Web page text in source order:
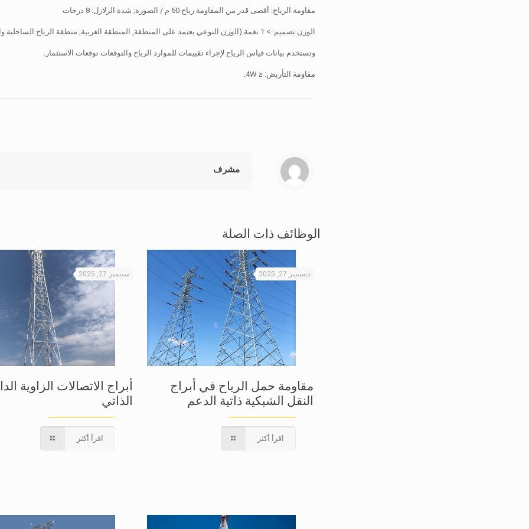
مقاومة الرياح: أقصى قدر من المقاومة رياح 60 م / الصورة; شدة الزلازل: 8 درجات
الوزن تصميم: > 1 نغمة (الوزن النوعي يعتمد على المنطقة, المنطقة الغربية, منطقة الرياح الساحلية والمنطقة الوسطى هي مختلفة قليلا.
وتستخدم بيانات قياس الرياح لإجراء تقييمات للموارد الرياح والتوقعات توقعات الاستثمار.
مقاومة التأريض: ≤ 4W.
مشرف
الوظائف ذات الصلة
ديسمبر 27, 2025
مقاومة حمل الرياح في أبراج
النقل الشبكية ذاتية الدعم
اقرأ أكثر
سبتمبر 27, 2025
أبراج الاتصالات الزاوية
الذاتي
اقرأ أكثر